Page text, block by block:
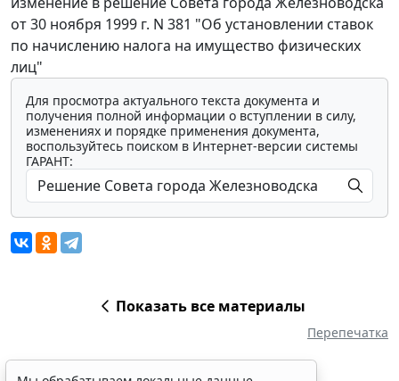
от 30 ноября 1999 г. N 381 "Об установлении ставок
по начислению налога на имущество физических
лиц"
Для просмотра актуального текста документа и
получения полной информации о вступлении в силу,
изменениях и порядке применения документа,
воспользуйтесь поиском в Интернет-версии системы
ГАРАНТ:
Показать все материалы
Перепечатка